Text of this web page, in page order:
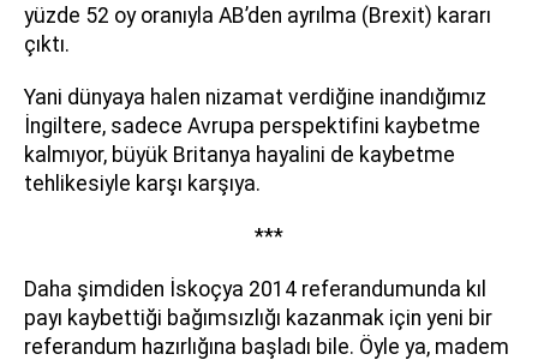
yüzde 52 oy oranıyla AB’den ayrılma (Brexit) kararı
çıktı.
Yani dünyaya halen nizamat verdiğine inandığımız
İngiltere, sadece Avrupa perspektifini kaybetme
kalmıyor, büyük Britanya hayalini de kaybetme
tehlikesiyle karşı karşıya.
***
Daha şimdiden İskoçya 2014 referandumunda kıl
payı kaybettiği bağımsızlığı kazanmak için yeni bir
referandum hazırlığına başladı bile. Öyle ya, madem